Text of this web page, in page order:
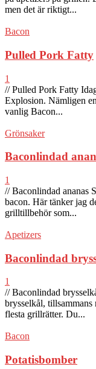
men det är riktigt...
Bacon
Pulled Pork Fatty
1
// Pulled Pork Fatty
Explosion. Nämligen
vanlig Bacon...
Grönsaker
Baconlindad
1
// Baconlindad ananas
bacon. Här tänker jag
grilltillbehör som...
Apetizers
Baconlindad
1
// Baconlindad
brysselkål,
flesta grillrätter. Du...
Bacon
Potatisbomber